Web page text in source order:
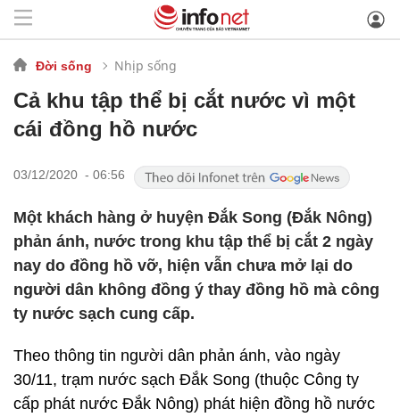
Đời sống Nhịp sống
Cả khu tập thể bị cắt nước vì một
cái đồng hồ nước
03/12/2020 - 06:56
Một khách hàng ở huyện Đắk Song (Đắk Nông)
phản ánh, nước trong khu tập thể bị cắt 2 ngày
nay do đồng hồ vỡ, hiện vẫn chưa mở lại do
người dân không đồng ý thay đồng hồ mà công
ty nước sạch cung cấp.
Theo thông tin người dân phản ánh, vào ngày
30/11, trạm nước sạch Đắk Song (thuộc Công ty
cấp phát nước Đắk Nông) phát hiện đồng hồ nước